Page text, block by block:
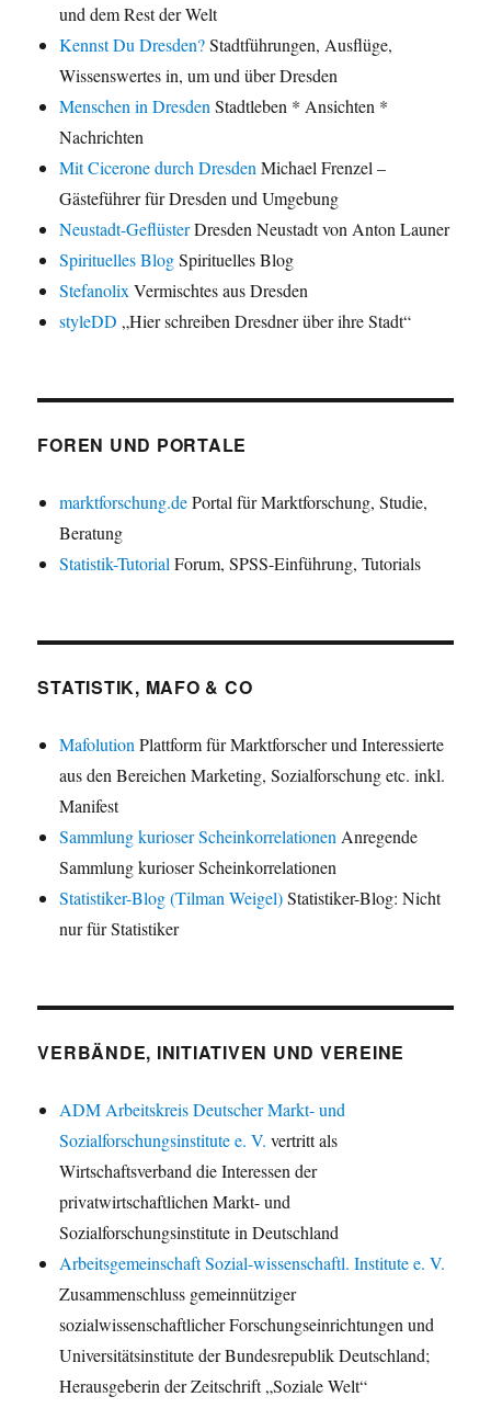
und dem Rest der Welt
Kennst Du Dresden?Stadtführungen, Ausflüge,
Wissenswertes in, um und über Dresden
Menschen in Dresden Stadtleben * Ansichten *
Nachrichten
Mit Cicerone durch Dresden Michael Frenzel –
Gästeführer für Dresden und Umgebung
Neustadt-GeflüsterDresden Neustadt von Anton Launer
Spirituelles BlogSpirituelles Blog
Stefanolix Vermischtes aus Dresden
styleDD „Hier schreiben Dresdner über ihre Stadt“
FOREN UND PORTALE
marktforschung.dePortal für Marktforschung, Studie,
Beratung
Statistik-Tutorial Forum, SPSS-Einführung, Tutorials
STATISTIK, MAFO & CO
Mafolution Plattform für Marktforscher und Interessierte
aus den Bereichen Marketing, Sozialforschung etc. inkl.
Manifest
Sammlung kurioser Scheinkorrelationen Anregende
Sammlung kurioser Scheinkorrelationen
Statistiker-Blog (Tilman Weigel)Statistiker-Blog: Nicht
nur für Statistiker
VERBÄNDE, INITIATIVEN UND VEREINE
ADM Arbeitskreis Deutscher Markt- und
Sozialforschungsinstitute e. V. vertritt als
Wirtschaftsverband die Interessen der
privatwirtschaftlichen Markt- und
Sozialforschungsinstitute in Deutschland
Arbeitsgemeinschaft Sozial-wissenschaftl. Institute e. V.
Zusammenschluss gemeinnütziger
sozialwissenschaftlicher Forschungseinrichtungen und
Universitätsinstitute der Bundesrepublik Deutschland;
Herausgeberin der Zeitschrift „Soziale Welt“